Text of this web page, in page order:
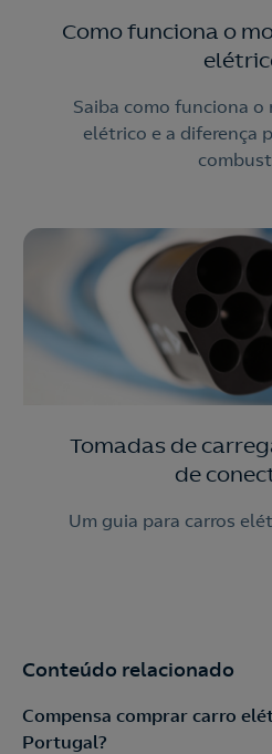
Como funciona o
Saiba como funciona o
elétrico e a diferença
Tomadas de
de
Um guia para carros
Conteúdo relacionado
Compensa comprar carro
Portugal?